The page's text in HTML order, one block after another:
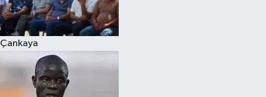
Çankaya